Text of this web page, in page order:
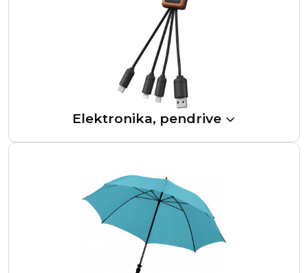
Elektronika, pendrive